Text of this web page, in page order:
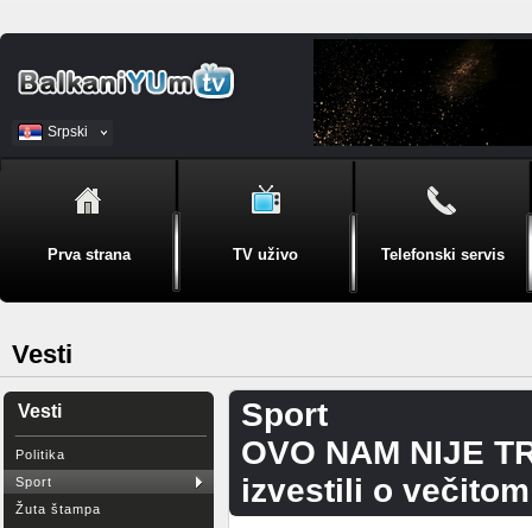
Srpski
BiH
Prva strana TV uživo Telefonski servis
Vesti
Vesti
Politika
Sport
Žuta štampa
Sport
OVO NAM NIJE
izvestili o